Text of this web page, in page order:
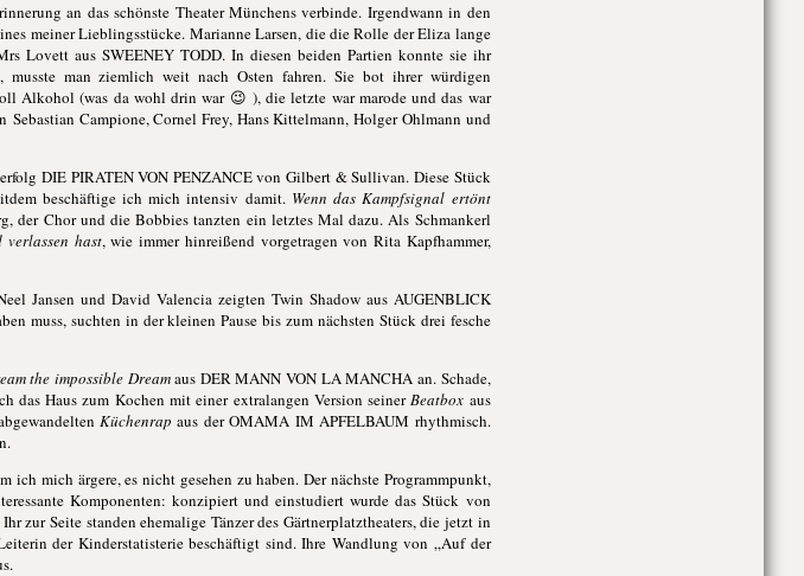
an das schönste Theater Münchens verbinde. Irgendwann in den
meiner Lieblingsstücke. Marianne Larsen, die die Rolle der Eliza lange
Lovett aus SWEENEY TODD. In diesen beiden Partien konnte sie ihr
man ziemlich weit nach Osten fahren. Sie bot ihrer würdigen
Alkohol (was da wohl drin war 😉 ), die letzte war marode und das war
Campione, Cornel Frey, Hans Kittelmann, Holger Ohlmann und
DIE PIRATEN VON PENZANCE von Gilbert & Sullivan. Diese Stück
beschäftige ich mich intensiv damit. Wenn das Kampfsignal ertönt
der Chor und die Bobbies tanzten ein letztes Mal dazu. Als Schmankerl
verlassen hast, wie immer hinreißend vorgetragen von Rita Kapfhammer,
Jansen und David Valencia zeigten Twin Shadow aus AUGENBLICK
muss, suchten in der kleinen Pause bis zum nächsten Stück drei fesche
the impossible Dreamaus DER MANN VON LA MANCHA an. Schade,
das Haus zum Kochen mit einer extralangen Version seinerBeatbox aus
Küchenrap aus der OMAMA IM APFELBAUM rhythmisch.
mich ärgere, es nicht gesehen zu haben. Der nächste Programmpunkt,
Komponenten: konzipiert und einstudiert wurde das Stück von
zur Seite standen ehemalige Tänzer des Gärtnerplatztheaters, die jetzt in
der Kinderstatisterie beschäftigt sind. Ihre Wandlung von „Auf der